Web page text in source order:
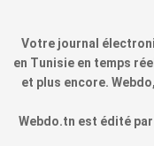
Votre journal
en Tunisie en temps
et plus encore.
Webdo.tn est édité par